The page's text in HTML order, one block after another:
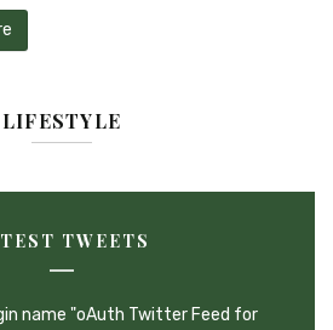
LIFESTYLE
TWEETS
name "oAuth Twitter Feed for